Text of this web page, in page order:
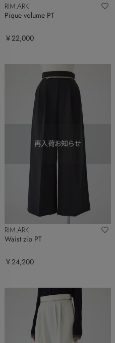
RIM.ARK
Pique volume PT
￥22,000
RIM.ARK
Waist zip PT
￥24,200